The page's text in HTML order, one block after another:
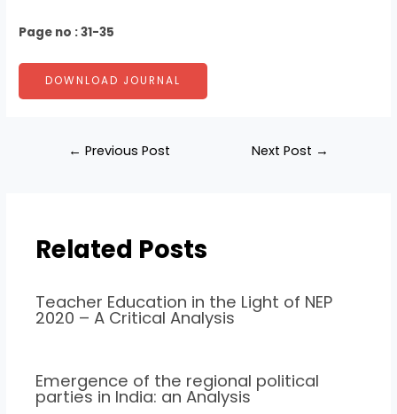
Page no : 31-35
DOWNLOAD JOURNAL
← Previous Post Next Post →
Related Posts
Teacher Education in the Light of NEP
2020 – A Critical Analysis
Emergence of the regional political
parties in India: an Analysis